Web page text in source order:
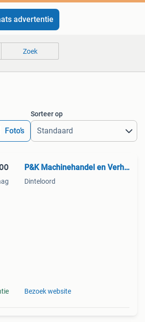
advertentie
Zoek
Foto’s
Sorteer op
P&K Machinehandel en Verhuur
Dinteloord
Bezoek website